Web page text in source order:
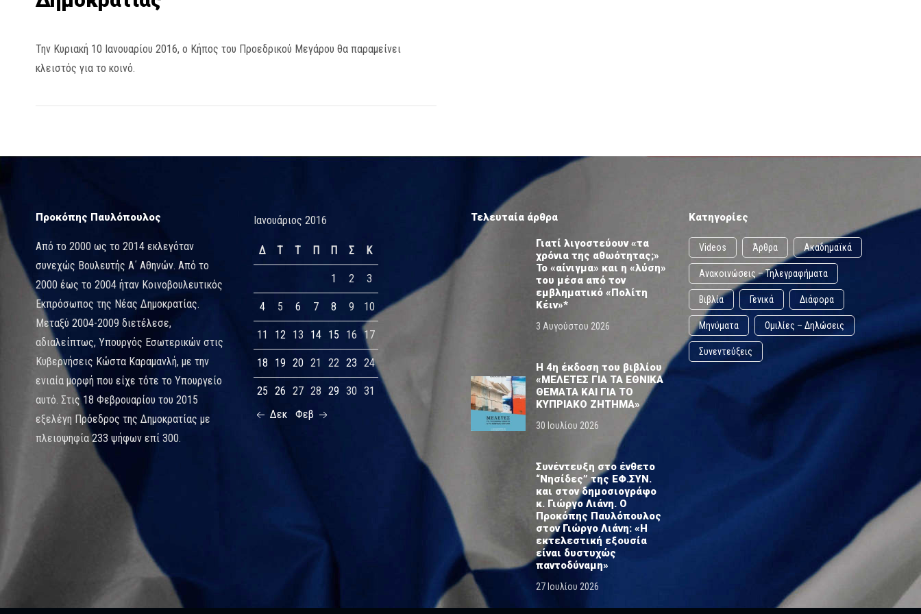
Την Κυριακή 10 Ιανουαρίου 2016, ο Κήπος του Προεδρικού Μεγάρου θα παραμείνει
κλειστός για το κοινό.
Προκόπης Παυλόπουλος
Από το 2000 ως το 2014 εκλεγόταν
συνεχώς Βουλευτής Α΄ Αθηνών. Από το
2000 έως το 2004 ήταν Κοινοβουλευτικός
Εκπρόσωπος της Νέας Δημοκρατίας.
Μεταξύ 2004-2009 διετέλεσε,
αδιαλείπτως, Υπουργός Εσωτερικών στις
Κυβερνήσεις Κώστα Καραμανλή, με την
ενιαία μορφή που είχε τότε το Υπουργείο
αυτό. Στις 18 Φεβρουαρίου του 2015
εξελέγη Πρόεδρος της Δημοκρατίας με
πλειοψηφία 233 ψήφων επί 300.
Ιανουάριος 2016
Δ Τ Τ Π Π Σ Κ
1 2 3
4 5 6 7 8 9 10
11 12 13 14 15 16 17
18 19 20 21 22 23 24
25 26 27 28 29 30 31
Δεκ
Φεβ
Τελευταία άρθρα
Γιατί λιγοστεύουν «τα
χρόνια της αθωότητας;»
Το «αίνιγμα» και η «λύση»
του μέσα από τον
εμβληματικό «Πολίτη
Κέιν»*
3 Αυγούστου 2026
Η 4η έκδοση του βιβλίου
«ΜΕΛΕΤΕΣ ΓΙΑ ΤΑ ΕΘΝΙΚΑ
ΘΕΜΑΤΑ ΚΑΙ ΓΙΑ ΤΟ
ΚΥΠΡΙΑΚΟ ΖΗΤΗΜΑ»
30 Ιουλίου 2026
Συνέντευξη στο ένθετο
“Νησίδες” της ΕΦ.ΣΥΝ.
και στον δημοσιογράφο
κ. Γιώργο Λιάνη. Ο
Προκόπης Παυλόπουλος
στον Γιώργο Λιάνη: «Η
εκτελεστική εξουσία
είναι δυστυχώς
παντοδύναμη»
27 Ιουλίου 2026
Κατηγορίες
Videos Άρθρα Ακαδημαϊκά
Ανακοινώσεις – Τηλεγραφήματα
Βιβλία Γενικά Διάφορα
Μηνύματα Ομιλίες – Δηλώσεις
Συνεντεύξεις